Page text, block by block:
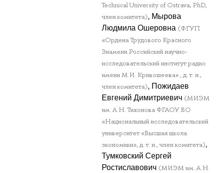
Technical University of Ostrava, PhD,
член комитета), Мырова
Людмила Ошеровна (ФГУП
«Ордена Трудового Красного
Знамени Российский научно-
исследовательский институт радио
имени М.И. Кривошеева» , д. т. н.,
член комитета), Пожидаев
Евгений Димитриевич (МИЭМ
им. А.Н. Тихонова ФГАОУ ВО
«Национальный исследовательский
университет «Высшая школа
экономики», д. т. н., член комитета),
Тумковский Сергей
Ростиславович (МИЭМ им. А.Н.